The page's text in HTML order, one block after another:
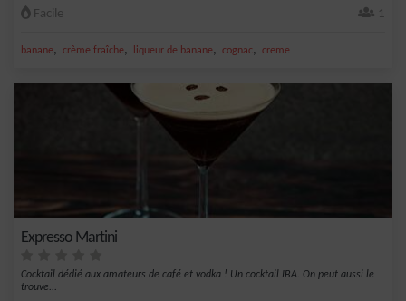
Facile 1
banane, crème fraîche, liqueur de banane, cognac, creme
Expresso Martini
Cocktail dédié aux amateurs de café et vodka ! Un cocktail IBA. On peut aussi le
trouve...